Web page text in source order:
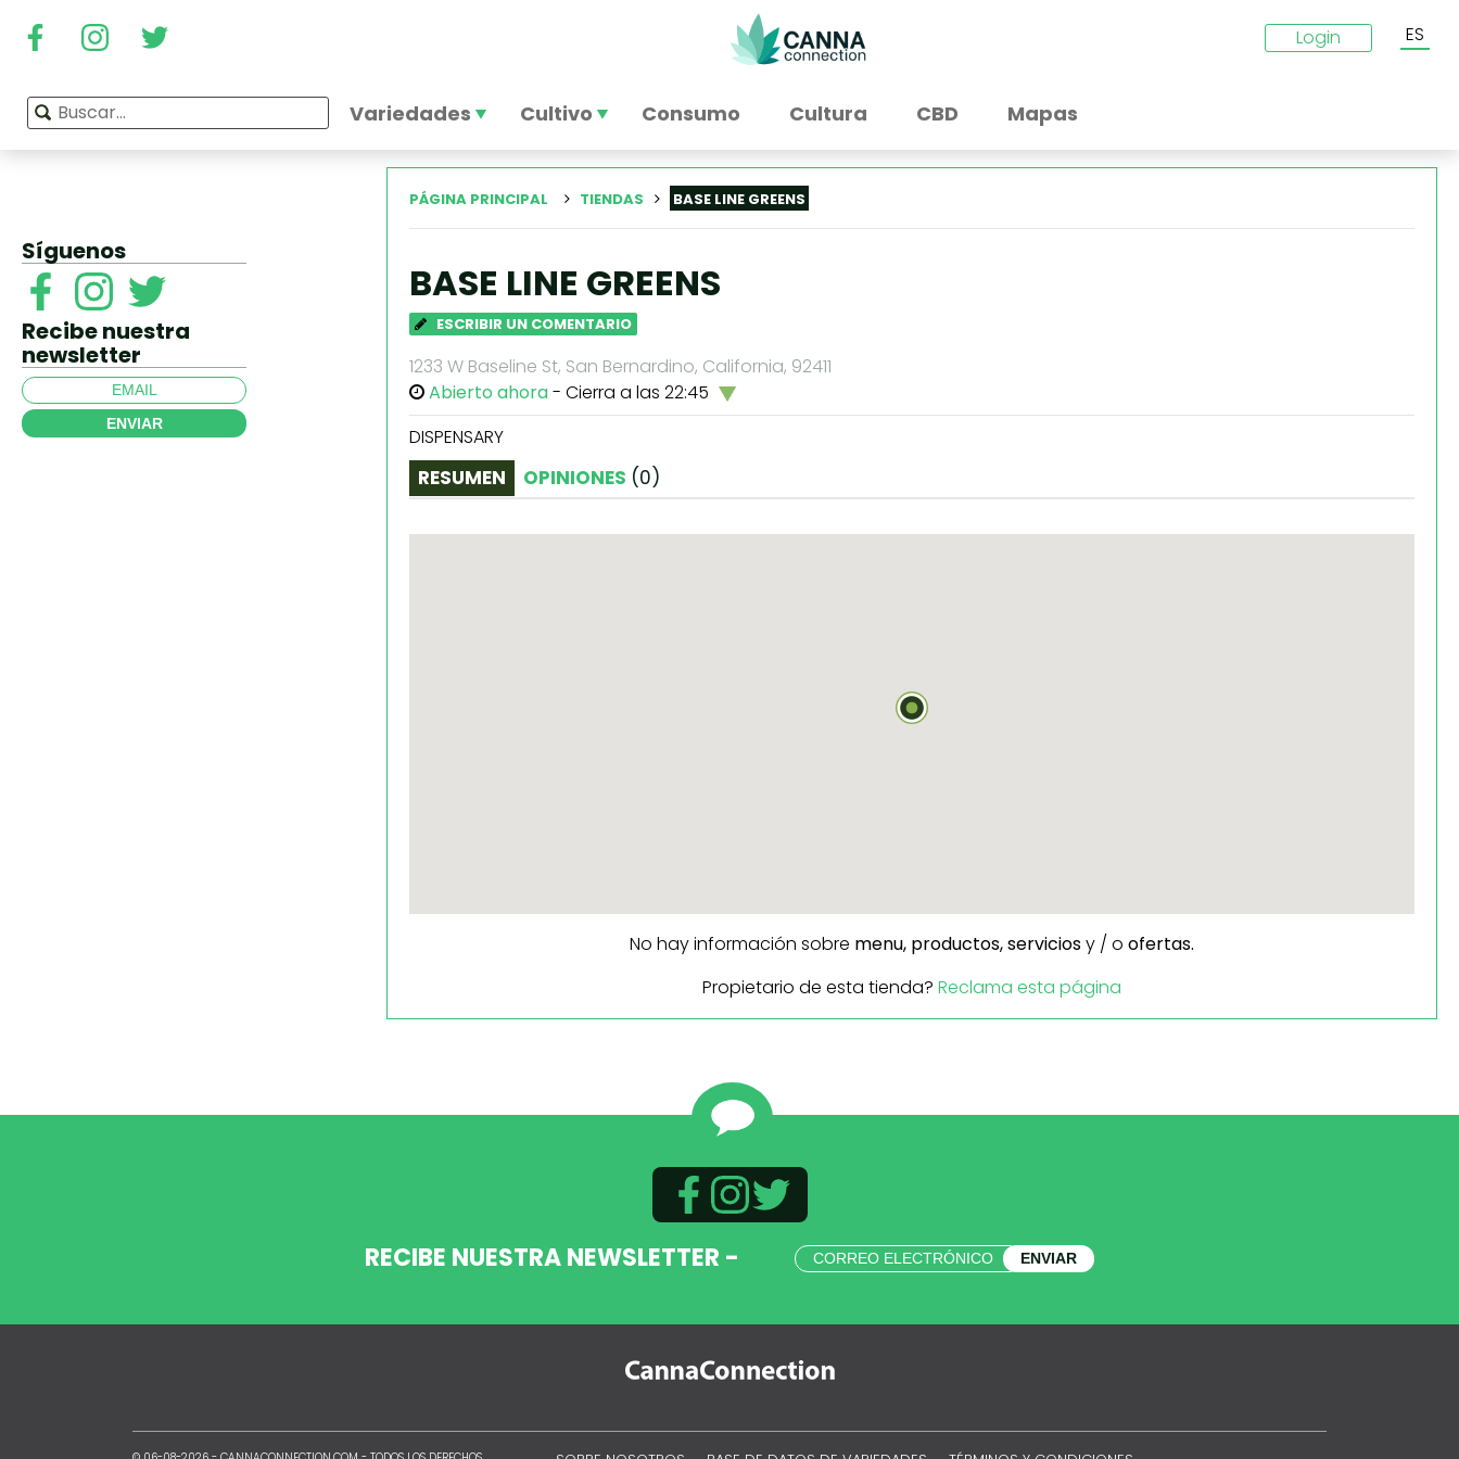
Login ES
Variedades Cultivo Consumo Cultura CBD Mapas
Síguenos
Recibe nuestra
newsletter
ENVIAR
PÁGINA PRINCIPAL TIENDAS BASE LINE GREENS
BASE LINE GREENS
ESCRIBIR UN COMENTARIO
1233 W Baseline St, San Bernardino, California, 92411
Abierto ahora- Cierra a las 22:45
DISPENSARY
RESUMEN OPINIONES (0)
No hay información sobre menu, productos,serviciosy / o ofertas.
Propietario de esta tienda? Reclama esta página
RECIBE NUESTRA NEWSLETTER - ENVIAR